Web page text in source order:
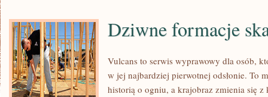
Dziwne formacje
Vulcans to serwis wyprawowy dla osób,
w jej najbardziej pierwotnej odsłonie. To
historią o ogniu, a krajobraz zmienia się z